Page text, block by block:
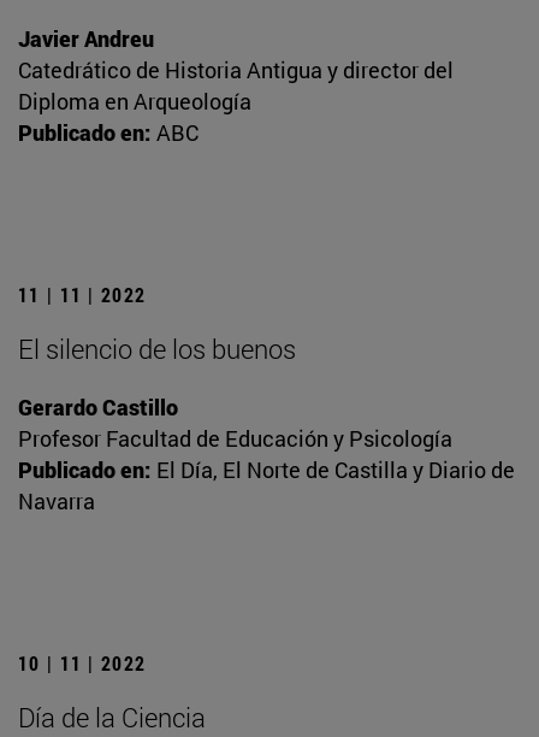
Javier Andreu
Catedrático de Historia Antigua y director del
Diploma en Arqueología
Publicado en: ABC
11 | 11 | 2022
El silencio de los buenos
Gerardo Castillo
Profesor Facultad de Educación y Psicología
Publicado en: El Día, El Norte de Castilla y Diario de
Navarra
10 | 11 | 2022
Día de la Ciencia